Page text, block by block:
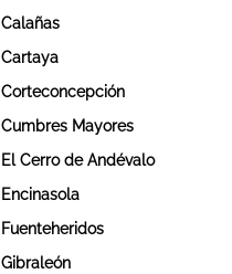
Calañas
Cartaya
Corteconcepción
Cumbres Mayores
El Cerro de Andévalo
Encinasola
Fuenteheridos
Gibraleón